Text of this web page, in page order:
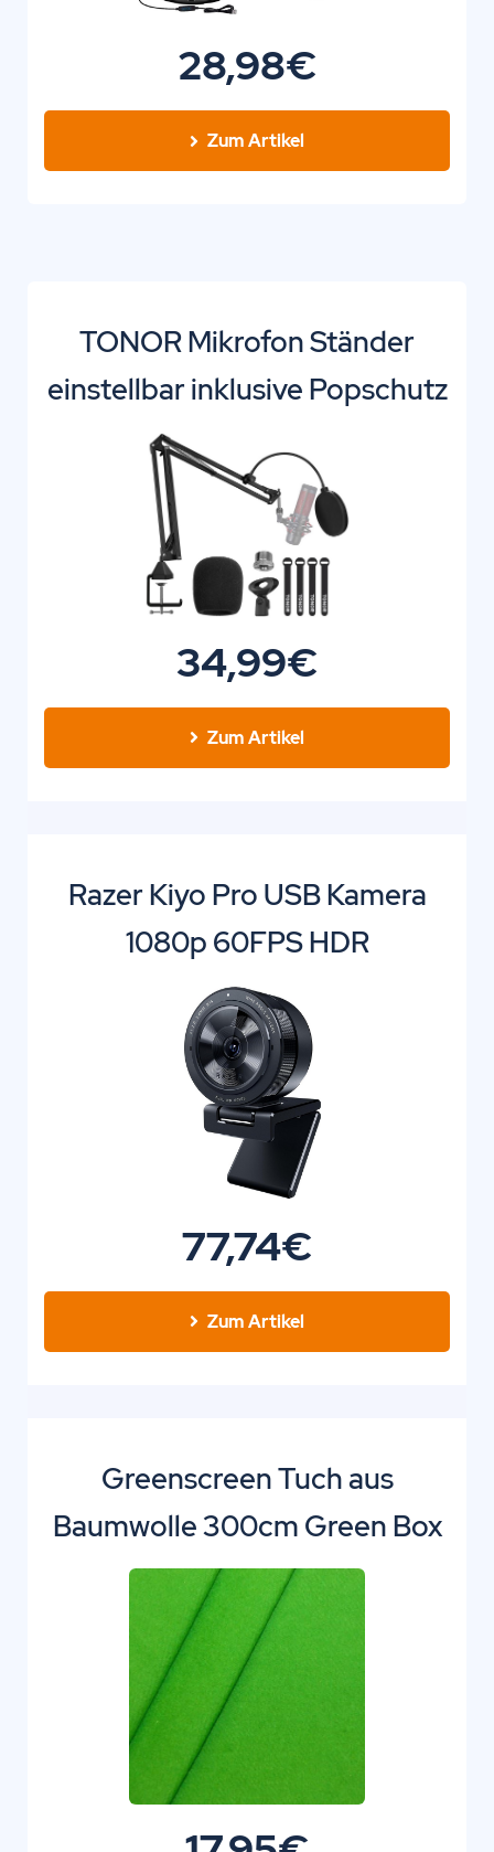
28,98€
Zum Artikel
TONOR Mikrofon Ständer
einstellbar inklusive Popschutz
34,99€
Zum Artikel
Razer Kiyo Pro USB Kamera
1080p 60FPS HDR
77,74€
Zum Artikel
Greenscreen Tuch aus
Baumwolle 300cm Green Box